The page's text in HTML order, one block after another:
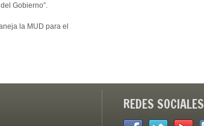
Gobierno”.
la MUD para el
REDES SOCIALES